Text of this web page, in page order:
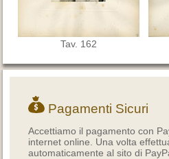
Tav. 162
Pagamenti Sicuri
Accettiamo il pagamento con
internet online. Una volta
automaticamente al sito di